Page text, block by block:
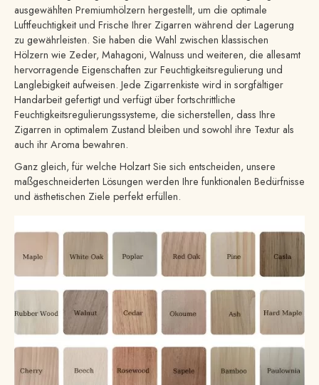
ausgewählten Premiumhölzern hergestellt, um die optimale
Luftfeuchtigkeit und Frische Ihrer Zigarren während der Lagerung
zu gewährleisten. Sie haben die Wahl zwischen klassischen
Hölzern wie Zeder, Mahagoni, Walnuss und weiteren, die allesamt
hervorragende Eigenschaften zur Feuchtigkeitsregulierung und
Langlebigkeit aufweisen. Jede Zigarrenkiste wird in sorgfältiger
Handarbeit gefertigt und verfügt über fortschrittliche
Feuchtigkeitsregulierungssysteme, die sicherstellen, dass Ihre
Zigarren in optimalem Zustand bleiben und sowohl ihre Textur als
auch ihr Aroma bewahren.
Ganz gleich, für welche Holzart Sie sich entscheiden, unsere
maßgeschneiderten Lösungen werden Ihre funktionalen Bedürfnisse
und ästhetischen Ziele perfekt erfüllen.